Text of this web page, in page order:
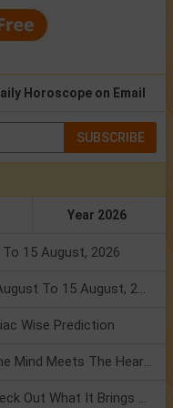
Horoscope on Email
SUBSCRIBE
Year 2026
15 August, 2026
Numerology Weekly Horoscope: 9 August To 15 August, 2026
Wise Prediction
Mercury Transit In Cancer: When The Mind Meets The Heart!
Mercury Transit In Cancer 2026: Check Out What It Brings For You